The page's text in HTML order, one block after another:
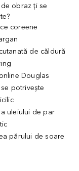
obraz ți se
coreene
de căldură
Douglas
potrivește
uleiului de par
părului de soare